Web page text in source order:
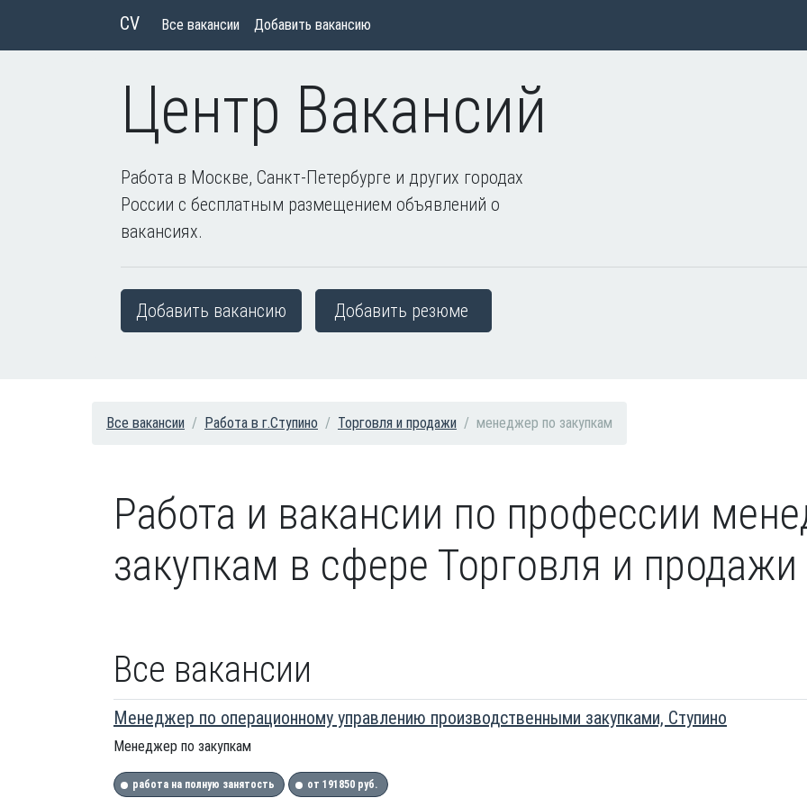
CV Все вакансии Добавить вакансию
Центр Вакансий
Работа в Москве, Санкт-Петербурге и других городах
России с бесплатным размещением объявлений о
вакансиях.
Добавить вакансию Добавить резюме
Все вакансии Работа в г.Ступино Торговля и продажи менеджер по закупкам
Работа и вакансии по профессии
закупкам в сфере Торговля и продажи
Все вакансии
Менеджер по операционному управлению производственными закупками, Ступино
Менеджер по закупкам
работа на полную занятость от 191850 руб.